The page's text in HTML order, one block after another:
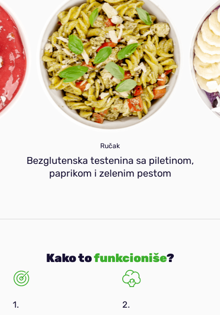
Ručak
Bezglutenska testenina sa piletinom,
paprikom i zelenim pestom
Kako tofunkcioniše?
1. 2.